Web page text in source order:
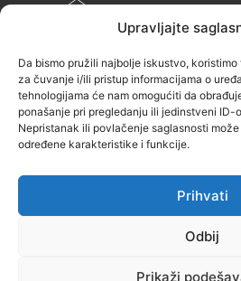
Upravljajte
Da bismo pružili najbolje iskustvo,
za čuvanje i/ili pristup informacijama o
tehnologijama će nam omogućiti da
ponašanje pri pregledanju ili jedinstveni
Nepristanak ili povlačenje saglasnosti
određene karakteristike i funkcije.
Prihvati
Odbij
Prikaži
INFO@ZENIT.BA
ZENIČANKA, 3.